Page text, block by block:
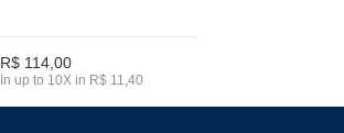
R$ 114,00
In up to 10X in R$ 11,40